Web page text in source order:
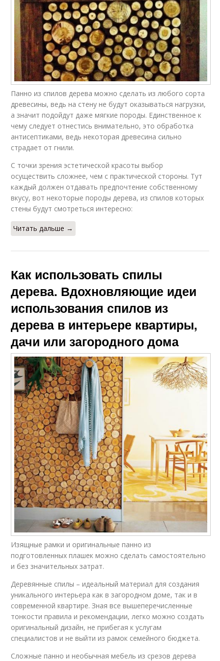
Панно из спилов дерева можно сделать из любого сорта
древесины, ведь на стену не будут оказываться нагрузки,
а значит подойдут даже мягкие породы. Единственное к
чему следует отнестись внимательно, это обработка
антисептиками, ведь некоторая древесина сильно
страдает от гнили.
С точки зрения эстетической красоты выбор
осуществить сложнее, чем с практической стороны. Тут
каждый должен отдавать предпочтение собственному
вкусу, вот некоторые породы дерева, из спилов которых
стены будут смотреться интересно:
Читать дальше →
Как использовать спилы
дерева. Вдохновляющие идеи
использования спилов из
дерева в интерьере квартиры,
дачи или загородного дома
Изящные рамки и оригинальные панно из
подготовленных плашек можно сделать самостоятельно
и без значительных затрат.
Деревянные спилы – идеальный материал для создания
уникального интерьера как в загородном доме, так и в
современной квартире. Зная все вышеперечисленные
тонкости правила и рекомендации, легко можно создать
оригинальный дизайн, не прибегая к услугам
специалистов и не выйти из рамок семейного бюджета.
Сложные панно и необычная мебель из срезов дерева